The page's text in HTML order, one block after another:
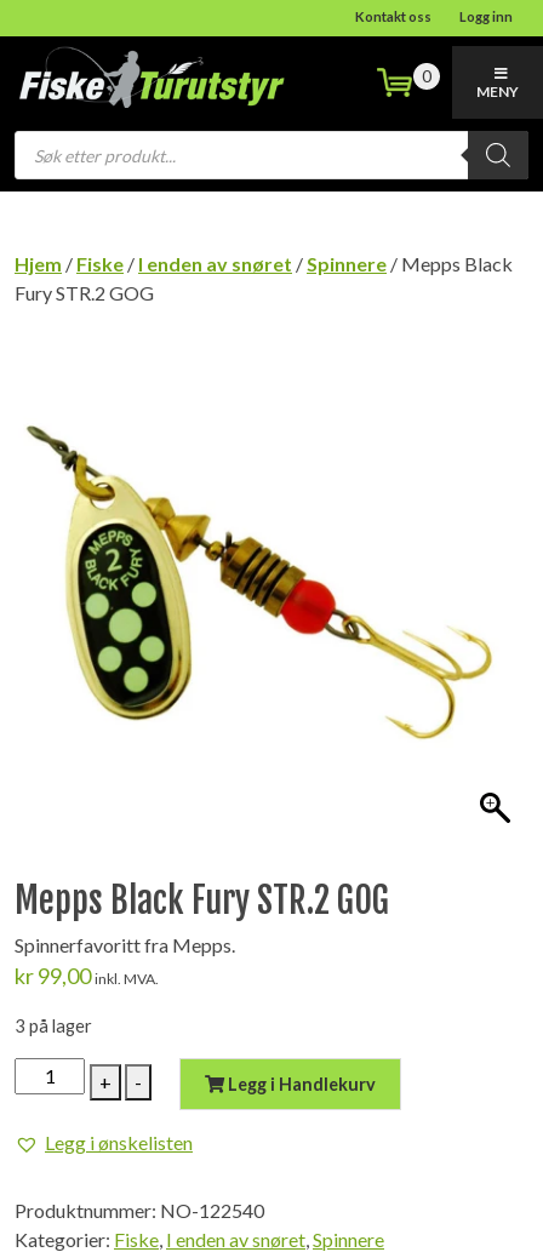
Kontakt oss Logg inn
Products
search
0
MENY
Hjem / Fiske / I enden av snøret /Spinnere / Mepps Black
Fury STR.2 GOG
Mepps Black Fury STR.2 GOG
Spinnerfavoritt fra Mepps.
kr99,00 inkl. MVA.
3 på lager
+
Mepps
Black
STR.2
antall
- Legg i Handlekurv
Legg i ønskelisten
Produktnummer: NO-122540
Kategorier: Fiske, I enden av snøret,Spinnere